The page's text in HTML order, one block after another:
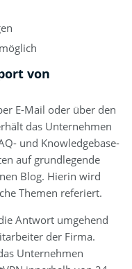
von
E-Mail oder über den
das Unternehmen
und Knowledgebase-
auf grundlegende
Blog. Hierin wird
Themen referiert.
Antwort umgehend
der Firma.
Unternehmen